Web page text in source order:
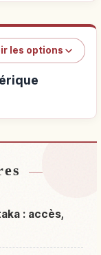
les options
: accès,